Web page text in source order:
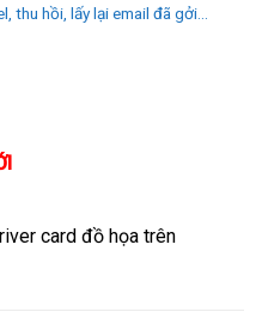
card đồ họa trên
hồi, lấy lại email đã gởi...